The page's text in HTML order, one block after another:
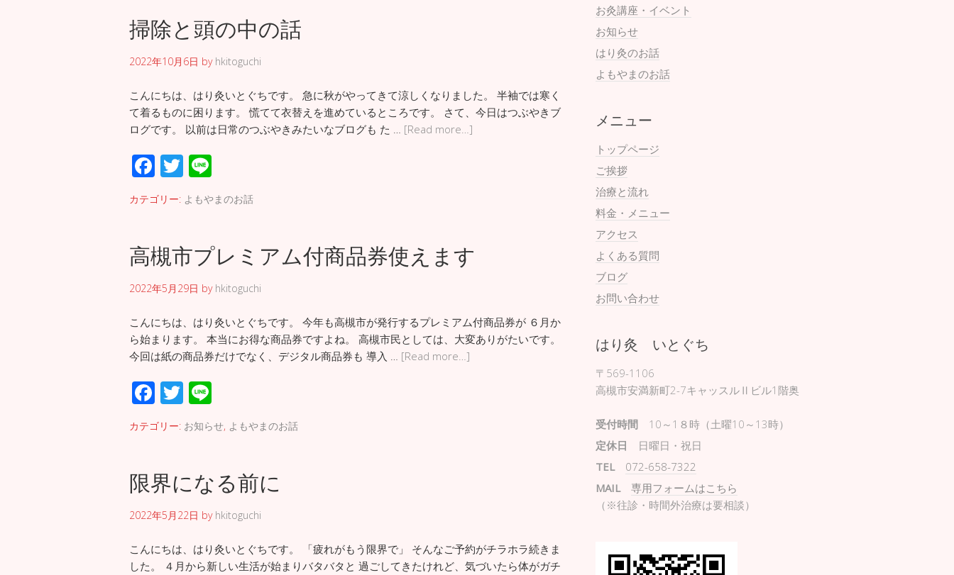
o
o
k
掃除と頭の中の話
2022年10月6日 by hkitoguchi
こんにちは、はり灸いとぐちです。 急に秋がやってきて涼しくなりました。 半袖では寒く
て着るものに困ります。 慌てて衣替えを進めているところです。 さて、今日はつぶやきブ
ログです。 以前は日常のつぶやきみたいなブログも た … [Read more…]
F
ac
e
o
o
k
T
wi
tt
n
e
カテゴリー: よもやまのお話
高槻市プレミアム付商品券使えます
2022年5月29日 by hkitoguchi
こんにちは、はり灸いとぐちです。 今年も高槻市が発行するプレミアム付商品券が ６月か
ら始まります。 本当にお得な商品券ですよね。 高槻市民としては、大変ありがたいです。
今回は紙の商品券だけでなく、デジタル商品券も 導入 … [Read more…]
F
ac
e
o
o
k
T
wi
tt
n
e
カテゴリー: お知らせ, よもやまのお話
限界になる前に
2022年5月22日 by hkitoguchi
こんにちは、はり灸いとぐちです。 「疲れがもう限界で」 そんなご予約がチラホラ続きま
した。 ４月から新しい生活が始まりバタバタと 過ごしてきたけれど、気づいたら体がガチ
お灸講座・イベント
お知らせ
はり灸のお話
よもやまのお話
メニュー
トップページ
ご挨拶
治療と流れ
料金・メニュー
アクセス
よくある質問
ブログ
お問い合わせ
はり灸 いとぐち
〒569-1106
高槻市安満新町2-7キャッスルⅡビル1階奥
受付時間10～1８時（土曜10～13時）
定休日 日曜日・祝日
TEL
072-658-7322
MAIL
専用フォームはこちら
（※往診・時間外治療は要相談）